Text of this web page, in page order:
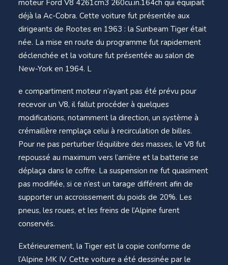
moteur Ford V8 4261cm3 260cu.in.164ch qui équipait
déjà la Ac-Cobra. Cette voiture fut présentée aux
dirigeants de Rootes en 1963 : la Sunbeam Tiger était
née. La mise en route du programme fut rapidement
déclenchée et la voiture fut présentée au salon de
New-York en 1964. L
e compartiment moteur n’ayant pas été prévu pour
recevoir un V8, il fallut procéder à quelques
modifications, notamment la direction, un système à
crémaillère remplaça celui à recirculation de billes.
Pour ne pas perturber l’équilibre des masses, le V8 fut
repoussé au maximum vers l’arrière et la batterie se
déplaça dans le coffre. La suspension ne fut quasiment
pas modifiée, si ce n’est un tarage différent afin de
supporter un accroissement du poids de 20%. Les
pneus, les roues, et les freins de l’Alpine furent
conservés.
Extérieurement, la Tiger est la copie conforme de
l’Alpine MK IV. Cette voiture a été dessinée par le